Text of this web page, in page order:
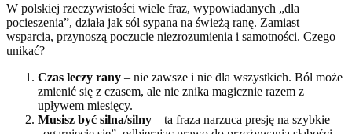
W polskiej rzeczywistości wiele fraz, wypowiadanych „dla
pocieszenia”, działa jak sól sypana na świeżą ranę. Zamiast
wsparcia, przynoszą poczucie niezrozumienia i samotności. Czego
unikać?
Czas leczy rany – nie zawsze i nie dla wszystkich. Ból może
zmienić się z czasem, ale nie znika magicznie razem z
upływem miesięcy.
Musisz być silna/silny – ta fraza narzuca presję na szybkie